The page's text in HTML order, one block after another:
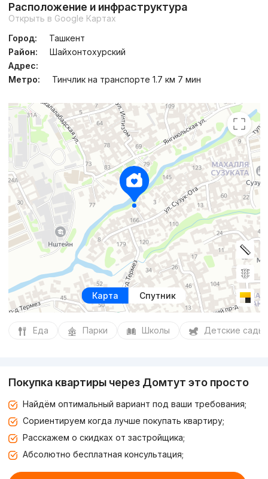
Расположение и инфраструктура
Открыть в Google Картах
Город:
Ташкент
Район:
Шайхонтохурский
Адрес:
Метро:
Тинчлик на транспорте 1.7 км 7 мин
Карта Спутник
Еда Парки Школы Детские сады
Покупка квартиры через Домтут это просто
Найдём оптимальный вариант под ваши требования;
Сориентируем когда лучше покупать квартиру;
Расскажем о скидках от застройщика;
Абсолютно бесплатная консультация;